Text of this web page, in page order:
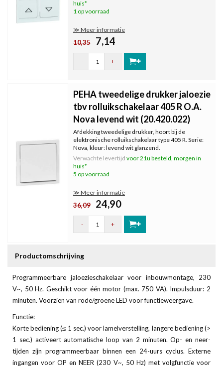
huis*
1 op voorraad
≫ Meer informatie
10,35 7,14
- +
PEHA tweedelige drukker jaloezie
tbv rolluikschakelaar 405 R O.A.
Nova levend wit (20.420.022)
Afdekking tweedelige drukker, hoort bij de
elektronische rolluikschakelaar type 405 R. Serie:
Nova, kleur: levend wit glanzend.
Verwachte levertijd voor 21u besteld, morgen in
huis*
5 op voorraad
≫ Meer informatie
36,09 24,90
- +
Productomschrijving
Programmeerbare jaloezieschakelaar voor inbouwmontage, 230
V~, 50 Hz. Geschikt voor één motor (max. 750 VA). Impulsduur: 2
minuten. Voorzien van rode/groene LED voor functieweergave.
Functie:
Korte bediening (≤ 1 sec.) voor lamelverstelling, langere bediening (>
1 sec.) activeert automatische loop van 2 minuten. Op- en neer-
tijden zijn programmeerbaar binnen een 24-uurs cyclus. Externe
ingangen voor OP en NEER (230 V~, 50 Hz) met volgfunctie voor